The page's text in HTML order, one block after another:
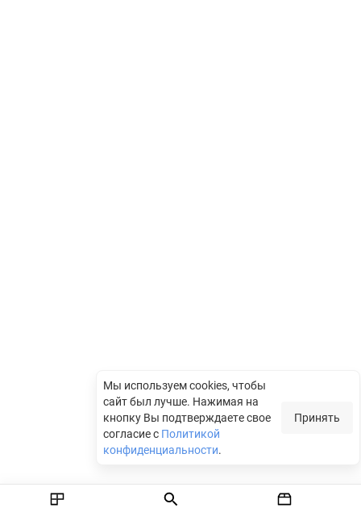
Мы используем cookies, чтобы
сайт был лучше. Нажимая на
кнопку Вы подтверждаете свое
согласие с Политикой
конфиденциальности.
Принять